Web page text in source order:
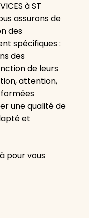
à ST
assurons de
des
spécifiques :
des
de leurs
attention,
une qualité de
et
pour vous